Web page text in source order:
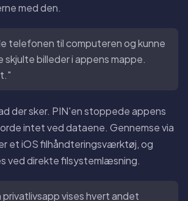
med den.
telefonen til computeren og kunne
skjulte billeder i appens mappe.
der sker. PIN'en stoppede appens
intet ved dataene. Gennemse via
et iOS filhåndteringsværktøj, og
ved direkte filsystemlæsning.
privatlivsapp vises hvert andet